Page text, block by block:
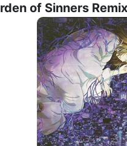
en cours (1)
terminés
licenciés
abandonnés
Mangas en cours
(Privés) (4)
Mangas en cours
(Publics) (11)
Mangas terminés
(Privés) (132)
Mangas terminés
(Publics) (88)
of Sinners